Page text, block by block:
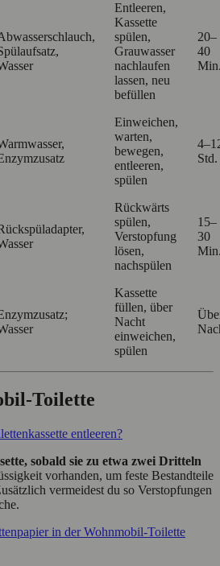
Entleeren,
Kassette
spülen,
Grauwasser
nachlaufen
lassen, neu
befüllen
20–
40
Einweichen,
warten,
bewegen,
entleeren,
spülen
Std.
Rückwärts
spülen,
Verstopfung
lösen,
nachspülen
15–
30
Kassette
füllen, über
Nacht
einweichen,
spülen
entleeren?
sobald sie zu etwa zwei Dritteln
vorhanden, um feste Bestandteile
vermeidest du so Verstopfungen
in der Wohnmobil‑Toilette